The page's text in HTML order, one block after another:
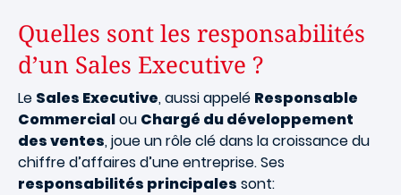
Quelles sont les responsabilités
d’un Sales Executive ?
Le Sales Executive, aussi appelé Responsable
Commercialou Chargé du développement
des ventes, joue un rôle clé dans la croissance du
chiffre d’affaires d’une entreprise. Ses
responsabilités principales sont: